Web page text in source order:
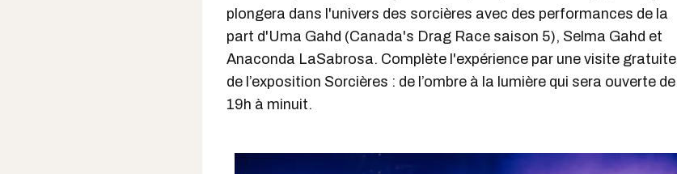
plongera dans l'univers des sorcières avec des performances de la
part d'Uma Gahd (Canada's Drag Race saison 5), Selma Gahd et
Anaconda LaSabrosa. Complète l'expérience par une visite gratuite
de l’exposition Sorcières : de l’ombre à la lumière qui sera ouverte de
19h à minuit.